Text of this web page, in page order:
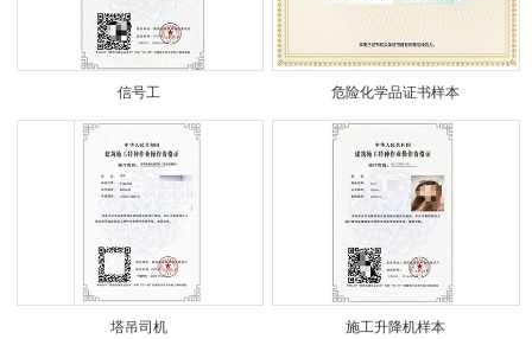
信号工 危险化学品证书样本
塔吊司机 施工升降机样本